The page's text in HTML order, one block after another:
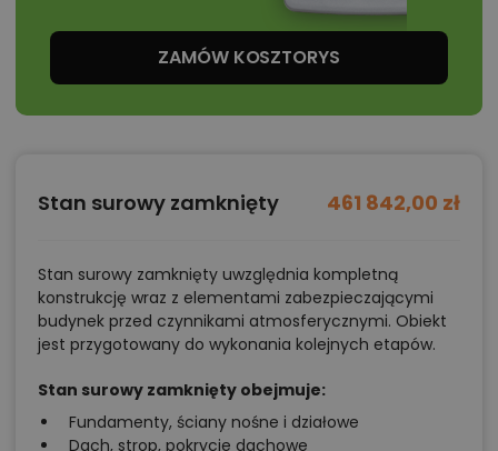
ZAMÓW KOSZTORYS
Stan surowy zamknięty 461 842,00 zł
Stan surowy zamknięty uwzględnia kompletną
konstrukcję wraz z elementami zabezpieczającymi
budynek przed czynnikami atmosferycznymi. Obiekt
jest przygotowany do wykonania kolejnych etapów.
Stan surowy zamknięty obejmuje:
Fundamenty, ściany nośne i działowe
Dach, strop, pokrycie dachowe